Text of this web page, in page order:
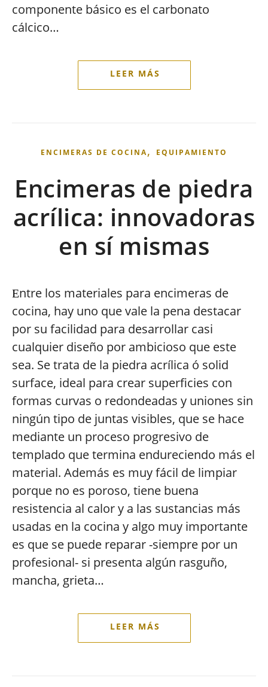
componente básico es el carbonato
cálcico…
ENCIMERAS DE COCINA, EQUIPAMIENTO
Encimeras de piedra
acrílica: innovadoras
en sí mismas
Entre los materiales para encimeras de
cocina, hay uno que vale la pena destacar
por su facilidad para desarrollar casi
cualquier diseño por ambicioso que este
sea. Se trata de la piedra acrílica ó solid
surface, ideal para crear superficies con
formas curvas o redondeadas y uniones sin
ningún tipo de juntas visibles, que se hace
mediante un proceso progresivo de
templado que termina endureciendo más el
material. Además es muy fácil de limpiar
porque no es poroso, tiene buena
resistencia al calor y a las sustancias más
usadas en la cocina y algo muy importante
es que se puede reparar -siempre por un
profesional- si presenta algún rasguño,
mancha, grieta…